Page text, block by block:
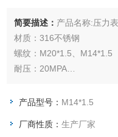
简要描述： 产品名称:压力
材质：316不锈钢
螺纹：M20*1.5、M14*1.5
耐压：20MPA
卡套式管接头由三部分组
体锥面贴合，内刃均匀地
产品型号： M14*1.5
厂商性质：生产厂家